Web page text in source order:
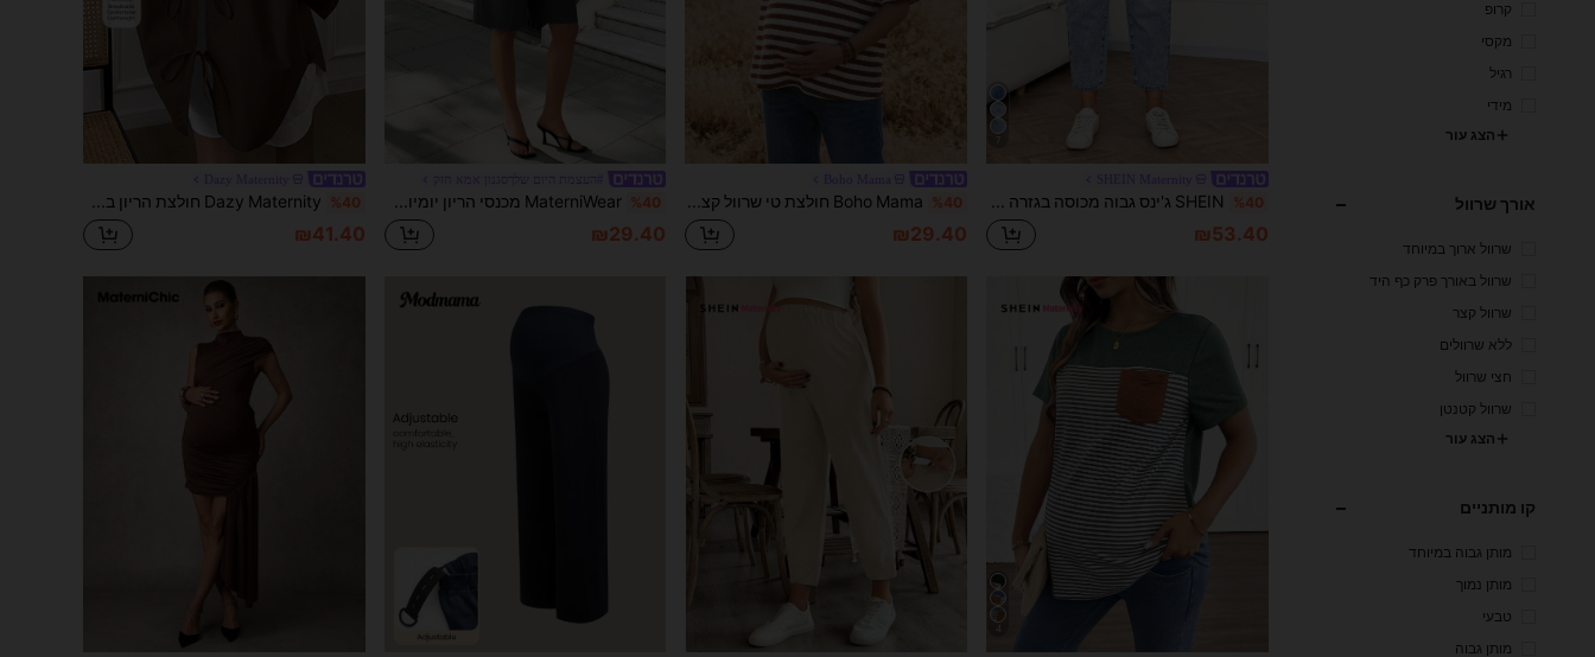
קרופ
מקסי
רגיל
מידי
הצג עור
אורך שרוול
שרוול ארוך במיוחד
שרוול באורך פרק כף היד
שרוול קצר
ללא שרוולים
חצי שרוול
שרוול קטנטן
הצג עור
קו מותניים
מותן גבוה במיוחד
מותן נמוך
טבעי
מותן גבוה
%40
₪53.40
%40
₪29.40
%40
₪29.40
%40
₪41.40